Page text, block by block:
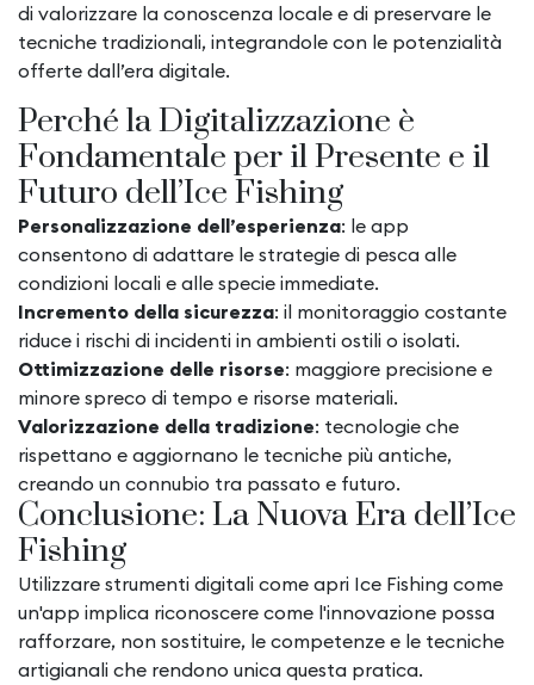
di valorizzare la conoscenza locale e di preservare le
tecniche tradizionali, integrandole con le potenzialità
offerte dall’era digitale.
Perché la Digitalizzazione è
Fondamentale per il Presente e il
Futuro dell’Ice Fishing
Personalizzazione dell’esperienza: le app
consentono di adattare le strategie di pesca alle
condizioni locali e alle specie immediate.
Incremento della sicurezza: il monitoraggio costante
riduce i rischi di incidenti in ambienti ostili o isolati.
Ottimizzazione delle risorse: maggiore precisione e
minore spreco di tempo e risorse materiali.
Valorizzazione della tradizione: tecnologie che
rispettano e aggiornano le tecniche più antiche,
creando un connubio tra passato e futuro.
Conclusione: La Nuova Era dell’Ice
Fishing
Utilizzare strumenti digitali come apri Ice Fishing come
un'app implica riconoscere come l'innovazione possa
rafforzare, non sostituire, le competenze e le tecniche
artigianali che rendono unica questa pratica.